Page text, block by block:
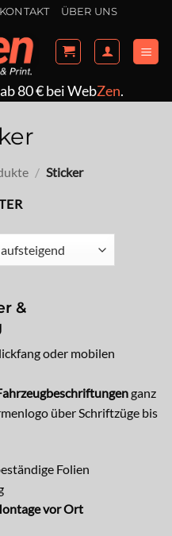
KONTAKT ÜBER UNS
80 € bei WebZen.
/ Sticker
&
oder mobilen
ganz
über Schriftzüge bis
Folien
vor Ort